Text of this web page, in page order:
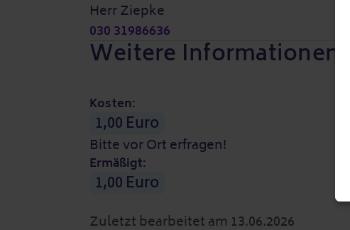
Herr Ziepke
030 31986636
Weitere Informationen
Kosten:
1,00 Euro
Bitte vor Ort erfragen!
Ermäßigt:
1,00 Euro
Zuletzt bearbeitet am 13.06.2026